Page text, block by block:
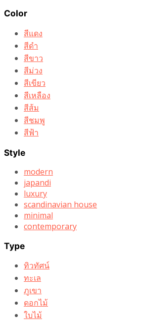
Color
สีแดง
สีดำ
สีขาว
สีม่วง
สีเขียว
สีเหลือง
สีส้ม
สีชมพู
สีฟ้า
Style
modern
japandi
luxury
scandinavian house
minimal
contemporary
Type
ทิวทัศน์
ทะเล
ภูเขา
ดอกไม้
ใบไม้